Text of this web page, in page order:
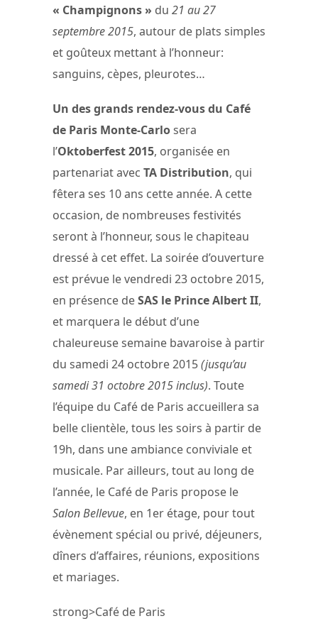
« Champignons » du 21 au 27
septembre 2015, autour de plats simples
et goûteux mettant à l’honneur:
sanguins, cèpes, pleurotes…
Un des grands rendez-vous du Café
de Paris Monte-Carlosera
l’Oktoberfest 2015, organisée en
partenariat avec TA Distribution, qui
fêtera ses 10 ans cette année. A cette
occasion, de nombreuses festivités
seront à l’honneur, sous le chapiteau
dressé à cet effet. La soirée d’ouverture
est prévue le vendredi 23 octobre 2015,
en présence deSAS le Prince Albert II,
et marquera le début d’une
chaleureuse semaine bavaroise à partir
du samedi 24 octobre 2015(jusqu’au
samedi 31 octobre 2015 inclus). Toute
l’équipe du Café de Paris accueillera sa
belle clientèle, tous les soirs à partir de
19h, dans une ambiance conviviale et
musicale. Par ailleurs, tout au long de
l’année, le Café de Paris propose le
Salon Bellevue, en 1er étage, pour tout
évènement spécial ou privé, déjeuners,
dîners d’affaires, réunions, expositions
et mariages.
strong>Café de Paris